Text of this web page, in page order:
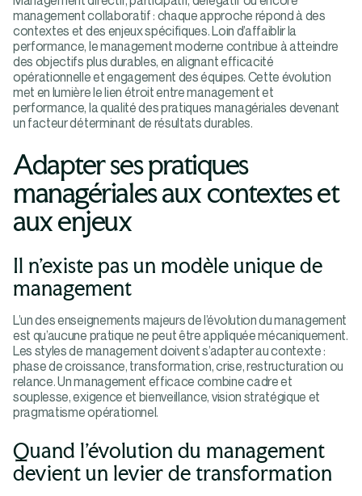
management collaboratif : chaque approche répond à des
contextes et des enjeux spécifiques. Loin d’affaiblir la
performance, le management moderne contribue à atteindre
des objectifs plus durables, en alignant efficacité
opérationnelle et engagement des équipes. Cette évolution
met en lumière le lien étroit entre management et
performance, la qualité des pratiques managériales devenant
un facteur déterminant de résultats durables.
Adapter ses pratiques
managériales aux contextes et
aux enjeux
Il n’existe pas un modèle unique de
management
L’un des enseignements majeurs de l’évolution du management
est qu’aucune pratique ne peut être appliquée mécaniquement.
Les styles de management doivent s’adapter au contexte :
phase de croissance, transformation, crise, restructuration ou
relance. Un management efficace combine cadre et
souplesse, exigence et bienveillance, vision stratégique et
pragmatisme opérationnel.
Quand l’évolution du management
devient un levier de transformation